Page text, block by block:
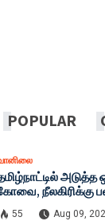
POPULAR
அடுத்த
நீலகிரிக்கு
எச்சரிக்கை -
55 Aug 09,